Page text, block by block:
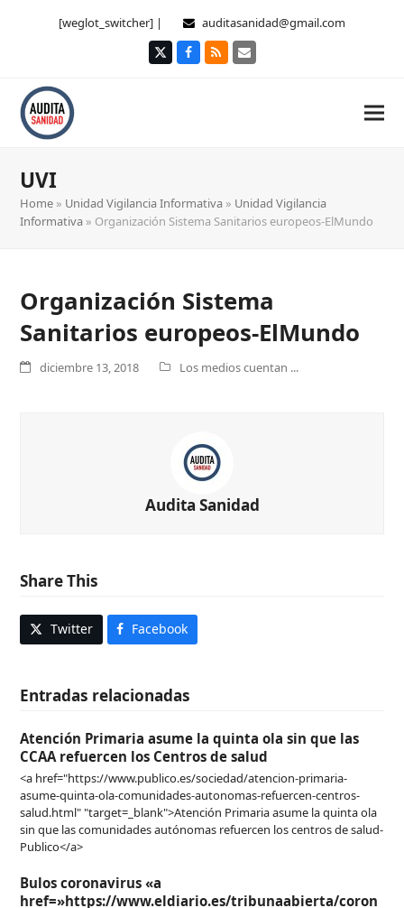
[weglot_switcher] | auditasanidad@gmail.com
TwitterFacebook
RSS Correo
UVI
Home » Unidad Vigilancia Informativa » Unidad Vigilancia
Informativa » Organización Sistema Sanitarios europeos-ElMundo
Organización Sistema
Sanitarios europeos-ElMundo
diciembre 13, 2018 Los medios cuentan ...
Audita Sanidad
Share This
Twitter Facebook
Entradas relacionadas
Atención Primaria asume la quinta ola sin que las
CCAA refuercen los Centros de salud
<a href="https://www.publico.es/sociedad/atencion-primaria-
asume-quinta-ola-comunidades-autonomas-refuercen-centros-
salud.html" "target=_blank">Atención Primaria asume la quinta ola
sin que las comunidades autónomas refuercen los centros de salud-
Publico</a>
Bulos coronavirus «a
href=»https://www.eldiario.es/tribunaabierta/coron